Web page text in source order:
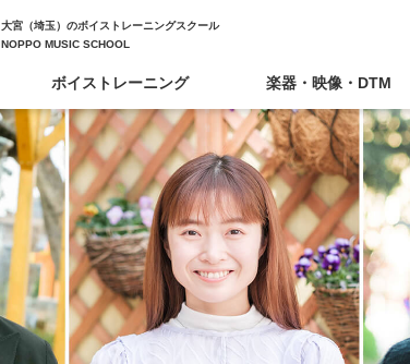
大宮（埼玉）のボイストレーニングスクール
NOPPO MUSIC SCHOOL
ボイストレーニング 楽器・映像・DTM